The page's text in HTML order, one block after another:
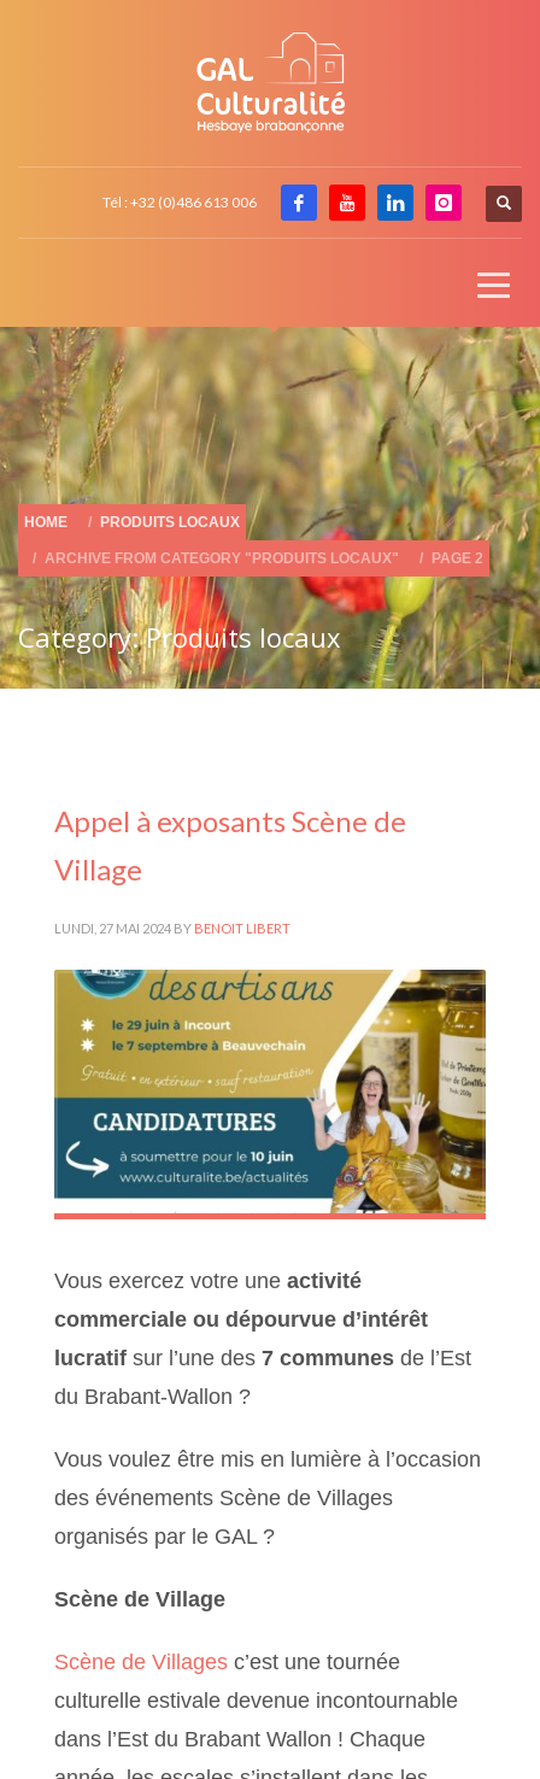
Tél : +32 (0)486 613 006
HOME PRODUITS LOCAUX
ARCHIVE FROM CATEGORY "PRODUITS LOCAUX" PAGE 2
Category: Produits locaux
Appel à exposants Scène de
Village
LUNDI, 27 MAI 2024 BY BENOIT LIBERT
Vous exercez votre une activité
commerciale ou dépourvue d’intérêt
lucratif sur l’une des 7 communes de l’Est
du Brabant-Wallon ?
Vous voulez être mis en lumière à l’occasion
des événements Scène de Villages
organisés par le GAL ?
Scène de Village
Scène de Villages c’est une tournée
culturelle estivale devenue incontournable
dans l’Est du Brabant Wallon ! Chaque